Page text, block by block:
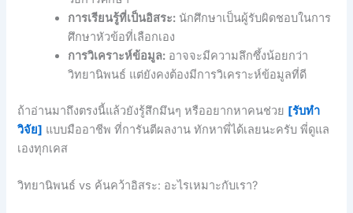
การเรียนรู้ที่เป็นอิสระ: นักศึกษาเป็นผู้รับผิดชอบในการ
ศึกษาหัวข้อที่เลือกเอง
การวิเคราะห์ข้อมูล: อาจจะมีความลึกซึ้งน้อยกว่า
วิทยานิพนธ์ แต่ยังคงต้องมีการวิเคราะห์ข้อมูลที่ดี
ถ้าอ่านมาถึงตรงนี้แล้วยังรู้สึกมึนๆ หรืออยากหาคนช่วย [รับทำ
วิจัย] แบบมืออาชีพ ที่การันตีผลงาน ทักหาพี่ได้เลยนะครับ พี่ดูแล
เองทุกเคส
วิทยานิพนธ์ vs ค้นคว้าอิสระ: อะไรเหมาะกับเรา?